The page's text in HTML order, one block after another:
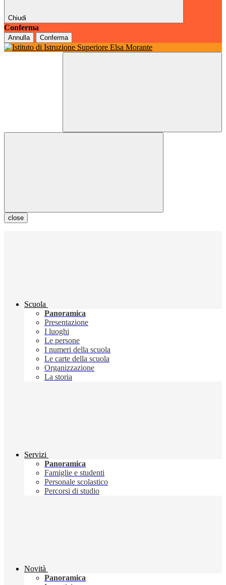
Chiudi
Conferma
Annulla Conferma
close
Scuola
Panoramica
Presentazione
I luoghi
Le persone
I numeri della scuola
Le carte della scuola
Organizzazione
La storia
Servizi
Panoramica
Famiglie e studenti
Personale scolastico
Percorsi di studio
Novità
Panoramica